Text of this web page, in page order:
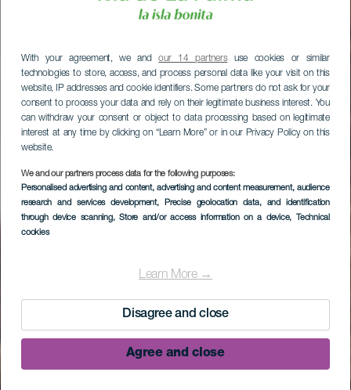
With your agreement, we andour 14 partnersuse cookies or similar
technologies to store, access, and process personal data like your visit on this
website, IP addresses and cookie identifiers. Some partners do not ask for your
consent to process your data and rely on their legitimate business interest. You
can withdraw your consent or object to data processing based on legitimate
interest at any time by clicking on “Learn More” or in our Privacy Policy on this
website.
We and our partners process data for the following purposes:
Personalised advertising and content, advertising and content measurement, audience
research and services development, Precise geolocation data, and identification
through device scanning, Store and/or access information on a device, Technical
cookies
Learn More →
Disagree and close
Agree and close